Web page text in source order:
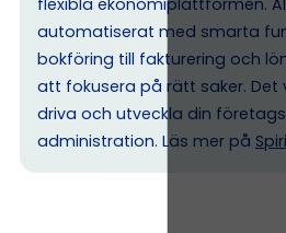
automatiserat med smarta
bokföring till fakturering och
att fokusera på rätt saker. Det
driva och utveckla din
administration. Läs mer på